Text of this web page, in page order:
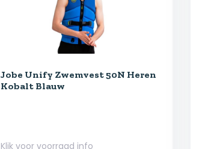
Jobe Unify Zwemvest 50N Heren
Kobalt Blauw
Klik voor voorraad info